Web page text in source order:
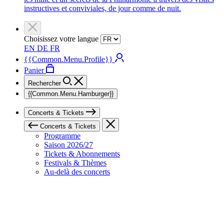
instructives et conviviales, de jour comme de nuit.
Choisissez votre langue
EN DE FR
{{Common.Menu.Profile}}
Panier
Rechercher
{{Common.Menu.Hamburger}}
Concerts & Tickets
Concerts & Tickets
Programme
Saison 2026/27
Tickets & Abonnements
Festivals & Thèmes
Au-delà des concerts